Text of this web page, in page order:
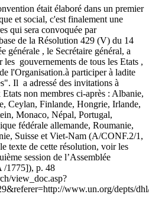
était élaboré dans un premier
et social, c'est finalement une
qui sera convoquée par
de la Résolution 429 (V) du 14
générale , le Secrétaire général, a
gouvernements de tous les Etats ,
l'Organisation.à participer à ladite
Il a adressé des invitations à
non membres ci-après : Albanie,
Ceylan, Finlande, Hongrie, Irlande,
Monaco, Népal, Portugal,
fédérale allemande, Roumanie,
Suisse et Viet-Nam (A/CONF.2/1,
texte de cette résolution, voir les
session de l’Assemblée
/1775]), p. 48
view_doc.asp?
www.un.org/depts/